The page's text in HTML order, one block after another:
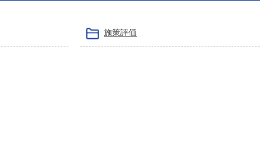
施策評価